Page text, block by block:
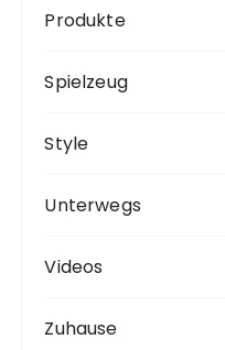
Produkte
Spielzeug
Style
Unterwegs
Videos
Zuhause